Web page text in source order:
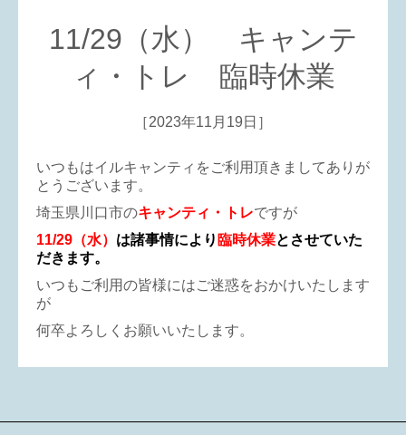
11/29（水） キャンテ
ィ・トレ 臨時休業
［2023年11月19日］
いつもはイルキャンティをご利用頂きましてありが
とうございます。
埼玉県川口市のキャンティ・トレですが
11/29（水） は諸事情により 臨時休業とさせていた
だきます。
いつもご利用の皆様にはご迷惑をおかけいたします
が
何卒よろしくお願いいたします。